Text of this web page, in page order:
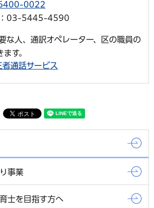
0022
：03-5445-4590
な人、通訳オペレーター、区の職員の
す。
通話サービス
事業
士を目指す方へ